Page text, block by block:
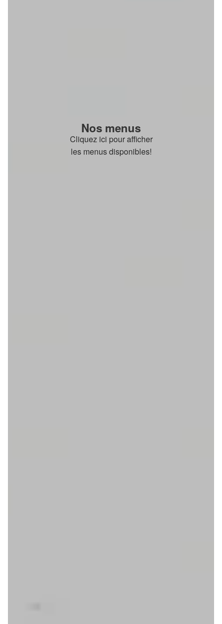
Nos menus
Cliquez ici pour afficher
les menus disponibles!